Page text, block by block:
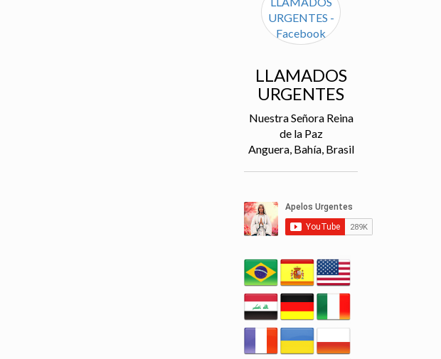
LLAMADOS
URGENTES
Nuestra Señora Reina
de la Paz
Anguera, Bahía, Brasil